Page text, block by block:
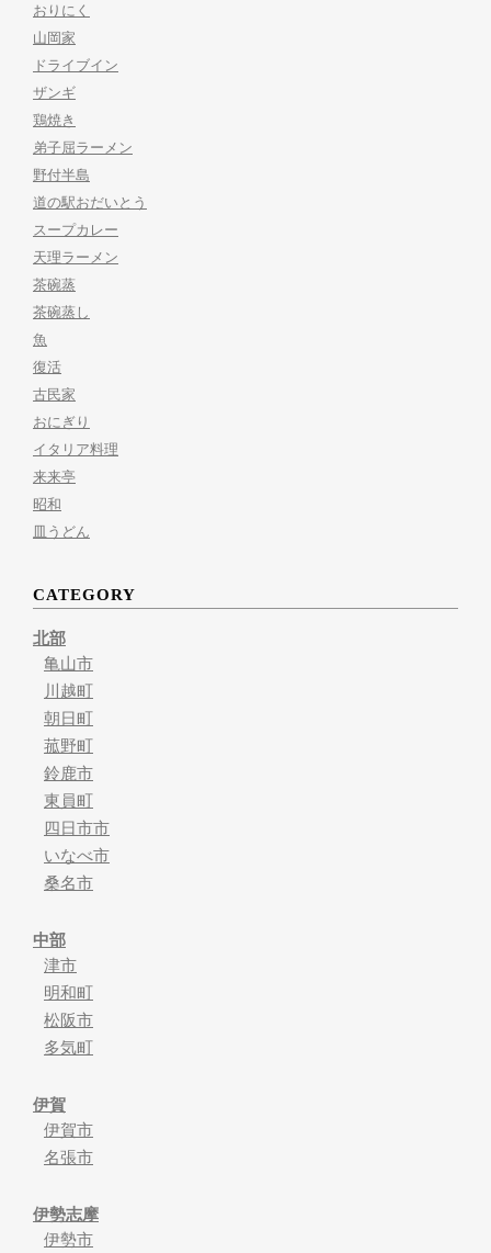
おりにく
山岡家
ドライブイン
ザンギ
鶏焼き
弟子屈ラーメン
野付半島
道の駅おだいとう
スープカレー
天理ラーメン
茶碗蒸
茶碗蒸し
魚
復活
古民家
おにぎり
イタリア料理
来来亭
昭和
皿うどん
CATEGORY
北部
亀山市
川越町
朝日町
菰野町
鈴鹿市
東員町
四日市市
いなべ市
桑名市
中部
津市
明和町
松阪市
多気町
伊賀
伊賀市
名張市
伊勢志摩
伊勢市